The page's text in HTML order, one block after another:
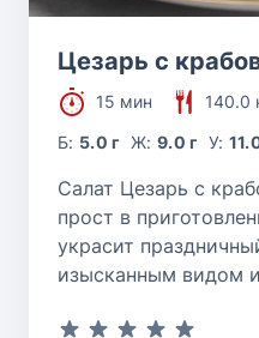
Цезарь с
15 мин
140.0
Б: 5.0 г Ж: 9.0 г У:
Салат Цезарь с
прост в
украсит
изысканным видом